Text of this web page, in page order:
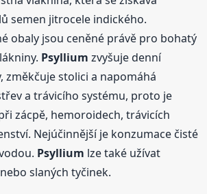
semen jitrocele indického.
obaly jsou ceněné právě pro bohatý
Psyllium zvyšuje denní
změkčuje stolici a napomáhá
a trávicího systému, proto je
zácpě, hemoroidech, trávicích
Nejúčinnější je konzumace čisté
Psyllium lze také užívat
slaných tyčinek.